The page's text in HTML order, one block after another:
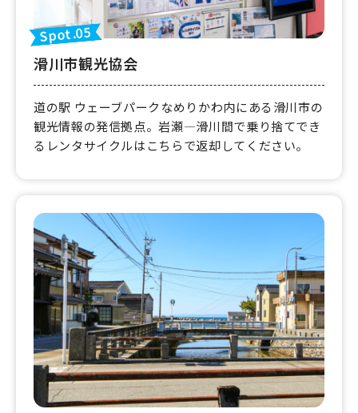
Spot.05
滑川市観光協会
道の駅 ウェーブパークなめりかわ内にある滑川市の
観光情報の発信拠点。岩瀬—滑川間で乗り捨てでき
るレンタサイクルはこちらで返却してください。